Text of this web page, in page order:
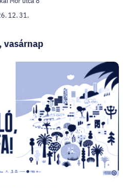
12. 31.
vasárnap